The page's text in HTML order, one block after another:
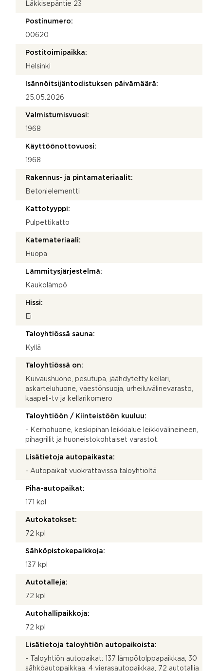
Läkkisepäntie 23
Postinumero:
00620
Postitoimipaikka:
Helsinki
Isännöitsijäntodistuksen päivämäärä:
25.05.2026
Valmistumisvuosi:
1968
Käyttöönottovuosi:
1968
Rakennus- ja pintamateriaalit:
Betonielementti
Kattotyyppi:
Pulpettikatto
Katemateriaali:
Huopa
Lämmitysjärjestelmä:
Kaukolämpö
Hissi:
Ei
Taloyhtiössä sauna:
Kyllä
Taloyhtiössä on:
Kuivaushuone, pesutupa, jäähdytetty kellari,
askarteluhuone, väestönsuoja, urheiluvälinevarasto,
kaapeli-tv ja kellarikomero
Taloyhtiöön / Kiinteistöön kuuluu:
- Kerhohuone, keskipihan leikkialue leikkivälineineen,
pihagrillit ja huoneistokohtaiset varastot.
Lisätietoja autopaikasta:
- Autopaikat vuokrattavissa taloyhtiöltä
Piha-autopaikat:
171 kpl
Autokatokset:
72 kpl
Sähköpistokepaikkoja:
137 kpl
Autotalleja:
72 kpl
Autohallipaikkoja:
72 kpl
Lisätietoja taloyhtiön autopaikoista:
- Taloyhtiön autopaikat: 137 lämpötolppapaikkaa, 30
sähköautopaikkaa, 4 vierasautopaikkaa, 72 autotallia